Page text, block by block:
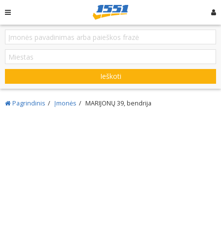
Ieškoti
Pagrindinis Įmonės MARIJONŲ 39, bendrija